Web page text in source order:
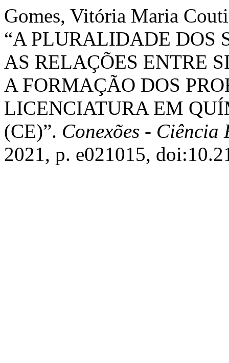
Gomes, Vitória Maria
“A PLURALIDADE DOS
AS RELAÇÕES ENTRE
A FORMAÇÃO DOS
LICENCIATURA EM
(CE)”. Conexões - Ciência
2021, p. e021015,